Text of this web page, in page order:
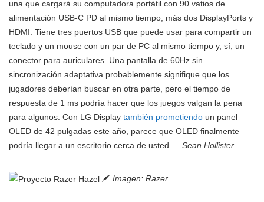
una que cargará su computadora portátil con 90 vatios de
alimentación USB-C PD al mismo tiempo, más dos DisplayPorts y
HDMI. Tiene tres puertos USB que puede usar para compartir un
teclado y un mouse con un par de PC al mismo tiempo y, sí, un
conector para auriculares. Una pantalla de 60Hz sin
sincronización adaptativa probablemente signifique que los
jugadores deberían buscar en otra parte, pero el tiempo de
respuesta de 1 ms podría hacer que los juegos valgan la pena
para algunos. Con LG Display también prometiendo un panel
OLED de 42 pulgadas este año, parece que OLED finalmente
podría llegar a un escritorio cerca de usted. —Sean Hollister
Imagen: Razer